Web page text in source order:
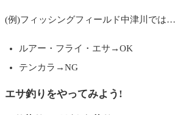
(例)フィッシングフィールド中津川では…
ルアー・フライ・エサ→OK
テンカラ→NG
エサ釣りをやってみよう!